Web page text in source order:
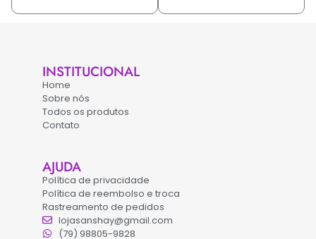
INSTITUCIONAL
Home
Sobre nós
Todos os produtos
Contato
AJUDA
Política de privacidade
Política de reembolso e troca
Rastreamento de pedidos
lojasanshay@gmail.com
(79) 98805-9828